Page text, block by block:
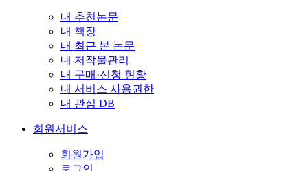
내 추천논문
내 책장
내 최근 본 논문
내 저작물관리
내 구매·신청 현황
내 서비스 사용권한
내 관심 DB
회원서비스
회원가입
로그인